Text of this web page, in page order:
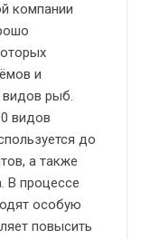
компании
и
видов рыб.
видов
до
а также
В процессе
особую
повысить